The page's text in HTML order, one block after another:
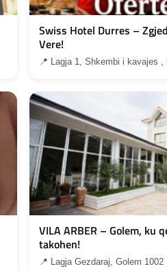
Swiss Hotel Durres –
Vere!
📍 Lagja 1, Shkembi i kavajes ,
VILA ARBER – Golem, ku
takohen!
📍 Lagja Gezdaraj, Golem 1002